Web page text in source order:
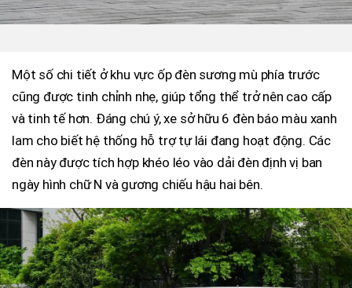
Một số chi tiết ở khu vực ốp đèn sương mù phía trước
cũng được tinh chỉnh nhẹ, giúp tổng thể trở nên cao cấp
và tinh tế hơn. Đáng chú ý, xe sở hữu 6 đèn báo màu xanh
lam cho biết hệ thống hỗ trợ tự lái đang hoạt động. Các
đèn này được tích hợp khéo léo vào dải đèn định vị ban
ngày hình chữ N và gương chiếu hậu hai bên.